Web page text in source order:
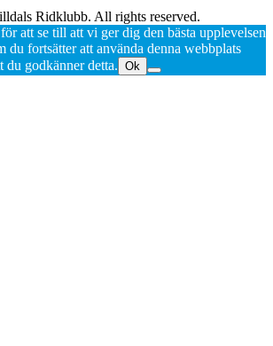
Ridklubb. All rights reserved.
att se till att vi ger dig den bästa upplevelsen
du fortsätter att använda denna webbplats
du godkänner detta. Ok